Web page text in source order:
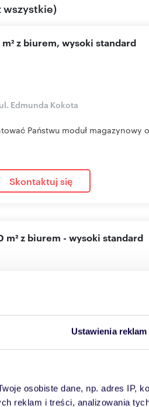
Ustawienia reklam
osobiste dane, np. adres IP,
reklam i treści, analizowania
wszystkie)
m² z biurem, wysoki standard
Edmunda Kokota
Państwu moduł
Skontaktuj się
m² z biurem - wysoki standard
Państwu moduł